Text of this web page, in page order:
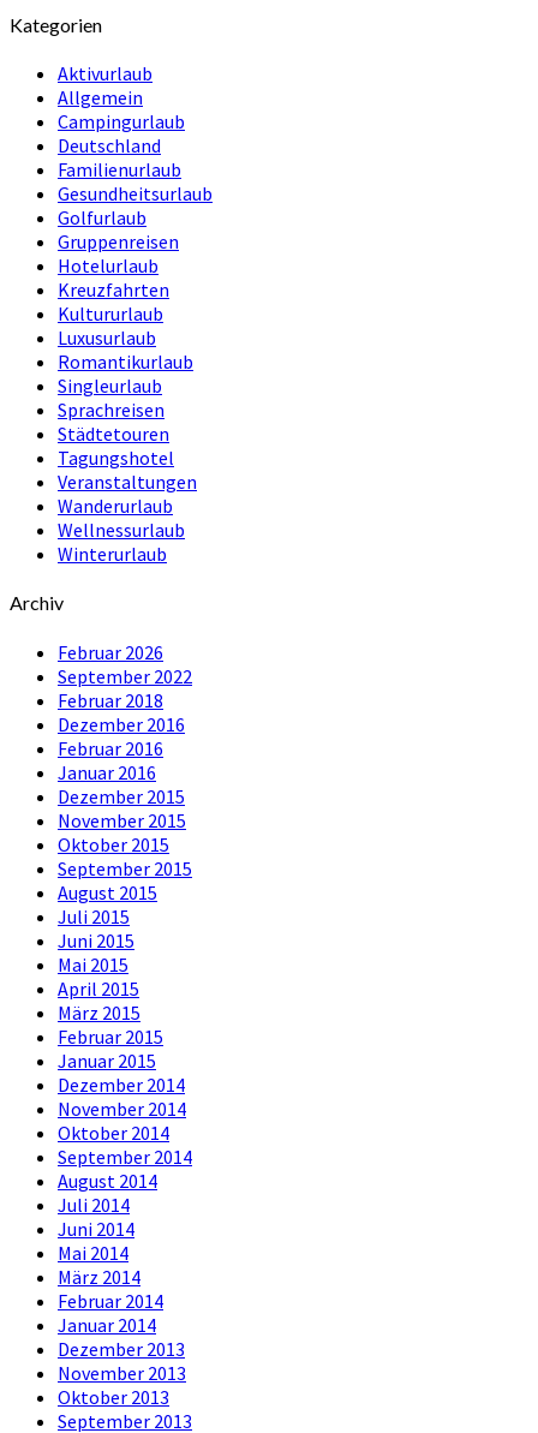
Kategorien
Aktivurlaub
Allgemein
Campingurlaub
Deutschland
Familienurlaub
Gesundheitsurlaub
Golfurlaub
Gruppenreisen
Hotelurlaub
Kreuzfahrten
Kultururlaub
Luxusurlaub
Romantikurlaub
Singleurlaub
Sprachreisen
Städtetouren
Tagungshotel
Veranstaltungen
Wanderurlaub
Wellnessurlaub
Winterurlaub
Archiv
Februar 2026
September 2022
Februar 2018
Dezember 2016
Februar 2016
Januar 2016
Dezember 2015
November 2015
Oktober 2015
September 2015
August 2015
Juli 2015
Juni 2015
Mai 2015
April 2015
März 2015
Februar 2015
Januar 2015
Dezember 2014
November 2014
Oktober 2014
September 2014
August 2014
Juli 2014
Juni 2014
Mai 2014
März 2014
Februar 2014
Januar 2014
Dezember 2013
November 2013
Oktober 2013
September 2013